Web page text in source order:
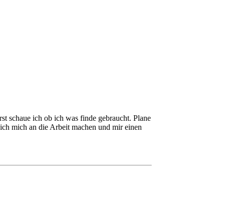
schaue ich ob ich was finde gebraucht. Plane
mich an die Arbeit machen und mir einen